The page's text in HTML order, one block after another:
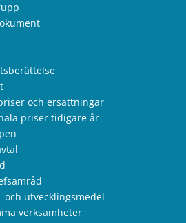
och ersättningar
priser tidigare år
och utvecklingsmedel
verksamheter